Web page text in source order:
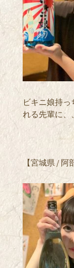
ビキニ娘持
れる先輩に、
【宮城県 / 阿